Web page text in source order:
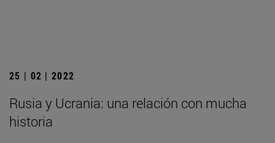
25 | 02 | 2022
Rusia y Ucrania: una relación con mucha
historia